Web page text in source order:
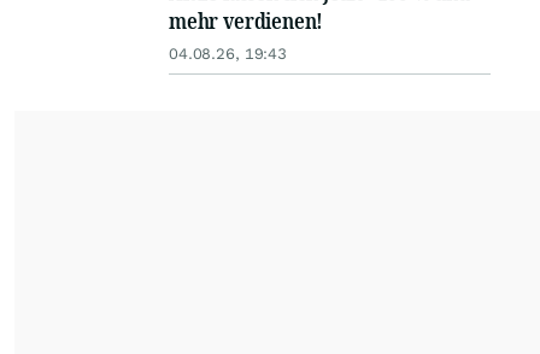
mehr verdienen!
04.08.26, 19:43